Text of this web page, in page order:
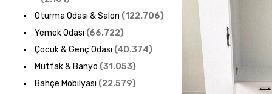
Oturma Odası & Salon (122.706)
Yemek Odası (66.722)
Çocuk & Genç Odası (40.374)
Mutfak & Banyo (31.053)
Bahçe Mobilyası (22.579)